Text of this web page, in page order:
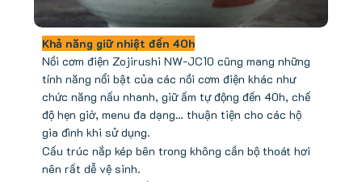
Khả năng giữ nhiệt đến 40h
Nồi cơm điện Zojirushi NW-JC10 cũng mang những
tính năng nổi bật của các nồi cơm điện khác như
chức năng nấu nhanh, giữ ấm tự động đến 40h, chế
độ hẹn giờ, menu đa dạng… thuận tiện cho các hộ
gia đình khi sử dụng.
Cấu trúc nắp kép bên trong không cần bộ thoát hơi
nên rất dễ vệ sinh.